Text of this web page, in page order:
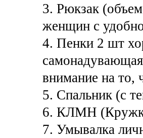
3. Рюкзак
женщин с
4. Пенки 2 шт
внимание на то,
5. Спальник (с
6. КЛМН
7. Умывалка